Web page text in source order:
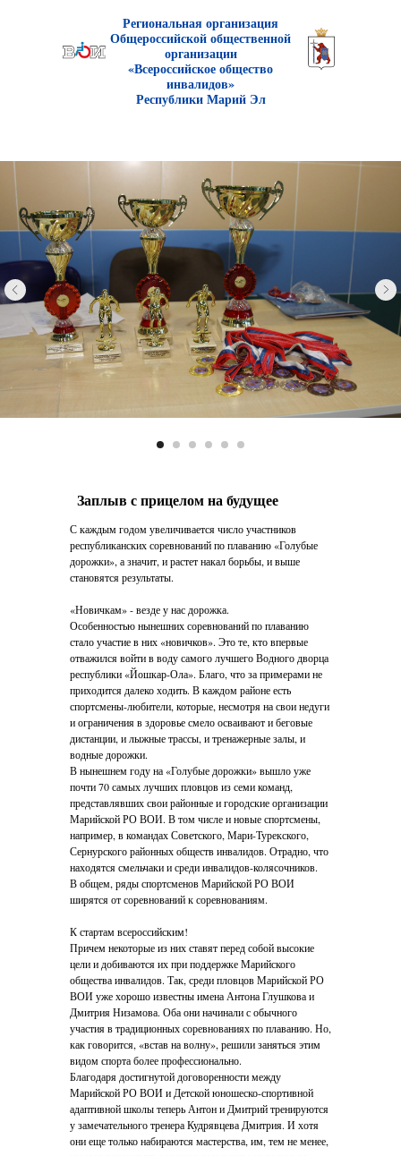
Региональная организация
Общероссийской общественной
организации
«Всероссийское общество
инвалидов»
Республики Марий Эл
Заплыв с прицелом на будущее
С каждым годом увеличивается число участников
республиканских соревнований по плаванию «Голубые
дорожки», а значит, и растет накал борьбы, и выше
становятся результаты.
«Новичкам» - везде у нас дорожка.
Особенностью нынешних соревнований по плаванию
стало участие в них «новичков». Это те, кто впервые
отважился войти в воду самого лучшего Водного дворца
республики «Йошкар-Ола». Благо, что за примерами не
приходится далеко ходить. В каждом районе есть
спортсмены-любители, которые, несмотря на свои недуги
и ограничения в здоровье смело осваивают и беговые
дистанции, и лыжные трассы, и тренажерные залы, и
водные дорожки.
В нынешнем году на «Голубые дорожки» вышло уже
почти 70 самых лучших пловцов из семи команд,
представлявших свои районные и городские организации
Марийской РО ВОИ. В том числе и новые спортсмены,
например, в командах Советского, Мари-Турекского,
Сернурского районных обществ инвалидов. Отрадно, что
находятся смельчаки и среди инвалидов-колясочников.
В общем, ряды спортсменов Марийской РО ВОИ
ширятся от соревнований к соревнованиям.
К стартам всероссийским!
Причем некоторые из них ставят перед собой высокие
цели и добиваются их при поддержке Марийского
общества инвалидов. Так, среди пловцов Марийской РО
ВОИ уже хорошо известны имена Антона Глушкова и
Дмитрия Низамова. Оба они начинали с обычного
участия в традиционных соревнованиях по плаванию. Но,
как говорится, «встав на волну», решили заняться этим
видом спорта более профессионально.
Благодаря достигнутой договоренности между
Марийской РО ВОИ и Детской юношеско-спортивной
адаптивной школы теперь Антон и Дмитрий тренируются
у замечательного тренера Кудрявцева Дмитрия. И хотя
они еще только набираются мастерства, им, тем не менее,